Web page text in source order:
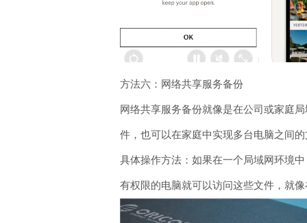
方法六：网络共享服务备份
网络共享服务备份就像是在公司或家庭
件，也可以在家庭中实现多台电脑之间
具体操作方法：如果在一个局域网环境
有权限的电脑就可以访问这些文件，就